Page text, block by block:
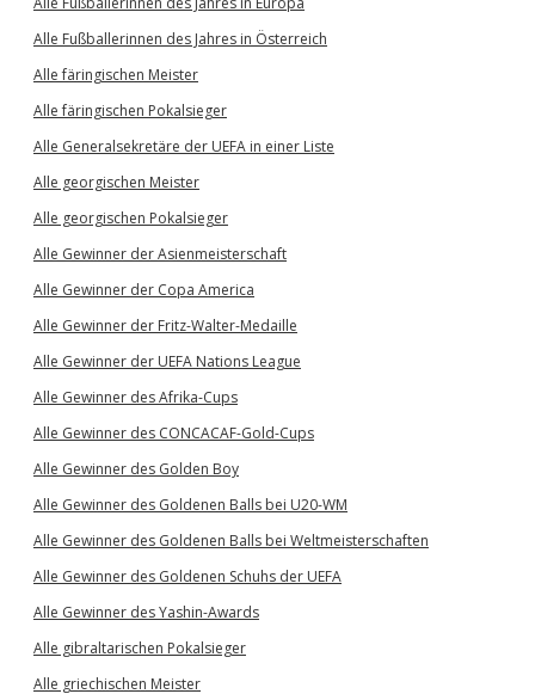
Alle Fußballerinnen des Jahres in Österreich
Alle färingischen Meister
Alle färingischen Pokalsieger
Alle Generalsekretäre der UEFA in einer Liste
Alle georgischen Meister
Alle georgischen Pokalsieger
Alle Gewinner der Asienmeisterschaft
Alle Gewinner der Copa America
Alle Gewinner der Fritz-Walter-Medaille
Alle Gewinner der UEFA Nations League
Alle Gewinner des Afrika-Cups
Alle Gewinner des CONCACAF-Gold-Cups
Alle Gewinner des Golden Boy
Alle Gewinner des Goldenen Balls bei U20-WM
Alle Gewinner des Goldenen Balls bei Weltmeisterschaften
Alle Gewinner des Goldenen Schuhs der UEFA
Alle Gewinner des Yashin-Awards
Alle gibraltarischen Pokalsieger
Alle griechischen Meister